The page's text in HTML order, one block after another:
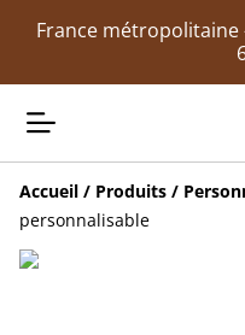
France
Accueil / Produits /
personnalisable